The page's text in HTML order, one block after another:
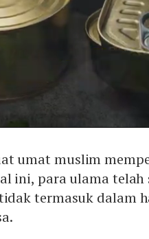
umat muslim
ini, para ulama
termasuk dalam